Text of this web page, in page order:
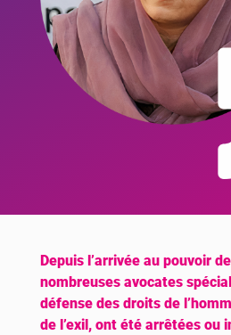
Depuis l’arrivée au pouvoir
nombreuses avocates
défense des droits de
de l’exil, ont été arrêtées ou